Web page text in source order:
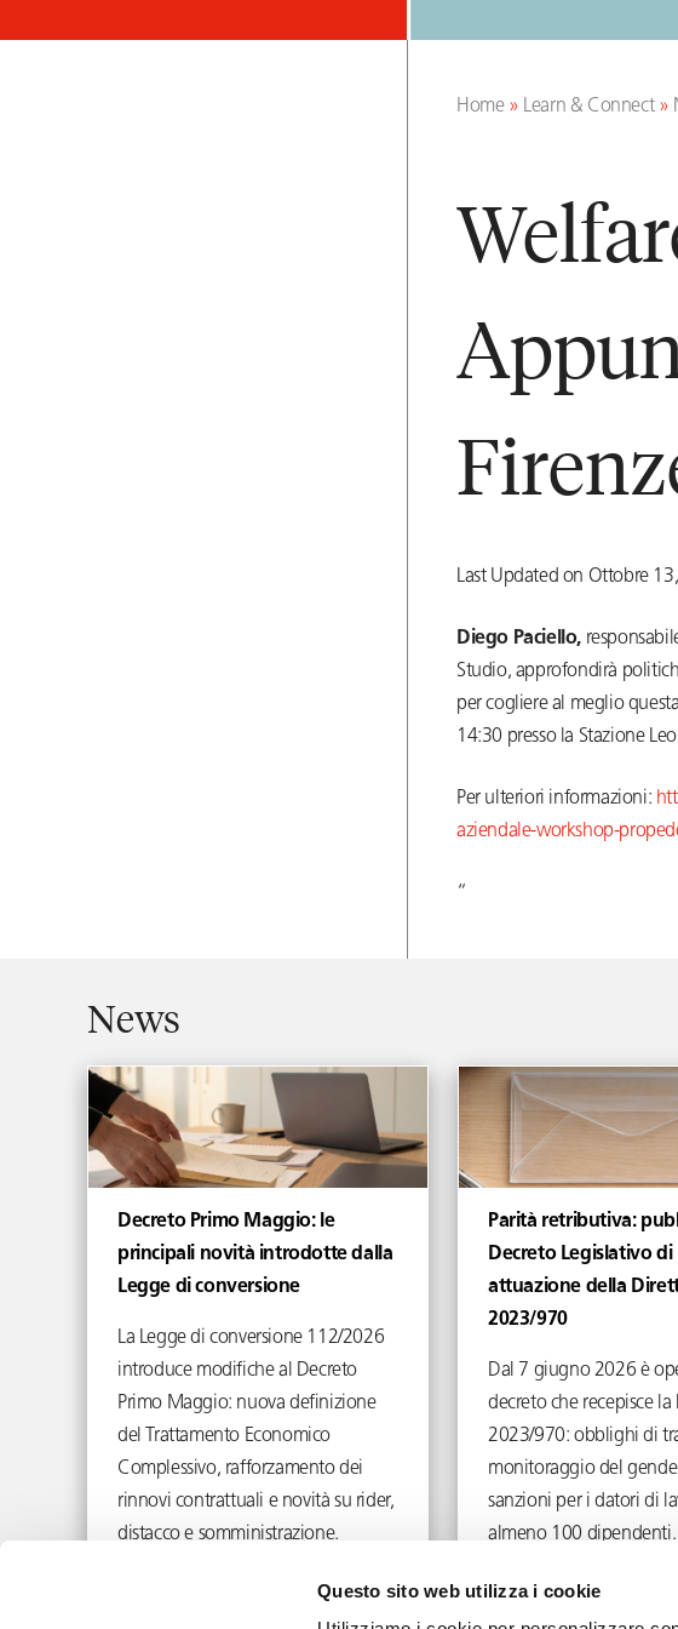
Questo sito web utilizza i cookie
Home» Learn & Connect»
Last Updated on Ottobre
Diego Paciello,
Studio, approfondirà
per cogliere al meglio
14:30 presso la Stazione
Per ulteriori informazioni:
aziendale-workshop-
“
News
Decreto Primo Maggio: le
principali novità introdotte dalla
Legge di conversione
La Legge di conversione 112/2026
introduce modifiche al Decreto
Primo Maggio: nuova definizione
del Trattamento Economico
Complessivo, rafforzamento dei
rinnovi contrattuali e novità su rider,
distacco e somministrazione.
Parità retributiva:
Decreto Legislativo di
attuazione della
2023/970
Giugno 4, 2026
Dal 7 giugno 2026 è
decreto che recepisce la
2023/970: obblighi di
monitoraggio del
sanzioni per i datori di
almeno 100 dipendenti.